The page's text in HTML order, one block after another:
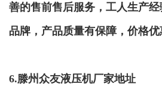
善的售前售后服务，工人生产
品牌，产品质量有保障，价格优
6.滕州众友液压机厂家地址